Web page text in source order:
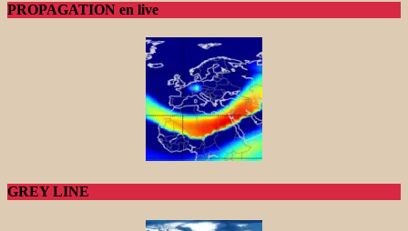
PROPAGATION en live
GREY LINE